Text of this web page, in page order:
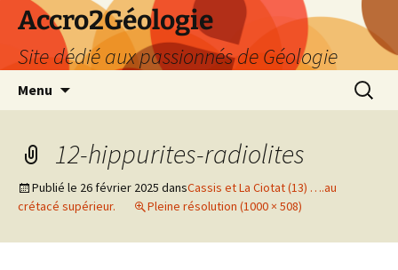
Accro2Géologie
Site dédié aux passionnés de Géologie
Menu
12-hippurites-radiolites
Publié le 26 février 2025 dansCassis et La Ciotat (13) ….au
crétacé supérieur.
Pleine résolution (1000 × 508)